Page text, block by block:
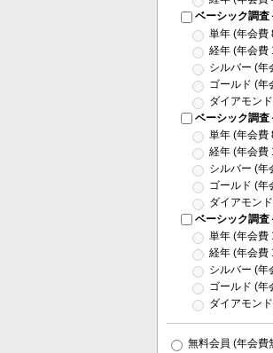
ベーシック調査
単年 (年会費
経年 (年会費
シルバー (年
ゴールド (年
ダイアモン
ベーシック調査
単年 (年会費
経年 (年会費
シルバー (年
ゴールド (年
ダイアモン
ベーシック調査
単年 (年会費
経年 (年会費
シルバー (年
ゴールド (年
ダイアモン
無料会員 (年会費